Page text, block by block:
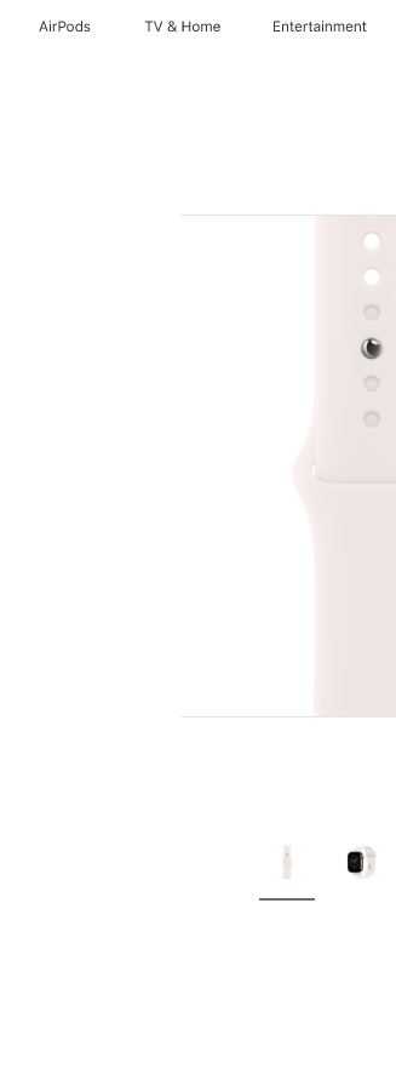
AirPods TV & Home Entertainment